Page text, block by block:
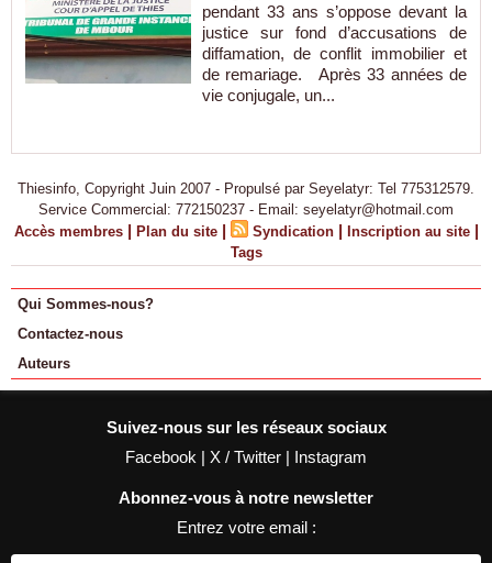
pendant 33 ans s’oppose devant la
justice sur fond d’accusations de
diffamation, de conflit immobilier et
de remariage. Après 33 années de
vie conjugale, un...
Thiesinfo, Copyright Juin 2007 - Propulsé par Seyelatyr: Tel 775312579.
Service Commercial: 772150237 - Email: seyelatyr@hotmail.com
Accès membres | Plan du site | Syndication | Inscription au site |
Tags
Qui Sommes-nous?
Contactez-nous
Auteurs
Suivez-nous sur les réseaux sociaux
Facebook | X / Twitter | Instagram
Abonnez-vous à notre newsletter
Entrez votre email :